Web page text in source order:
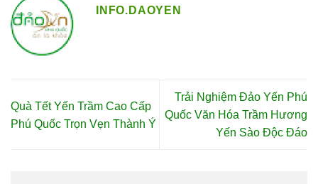
INFO.DAOYEN
Quà Tết Yến Trầm Cao Cấp
Phú Quốc Trọn Vẹn Thành Ý
Trải Nghiệm Đảo Yến Phú
Quốc Văn Hóa Trầm Hương
Yến Sào Độc Đáo